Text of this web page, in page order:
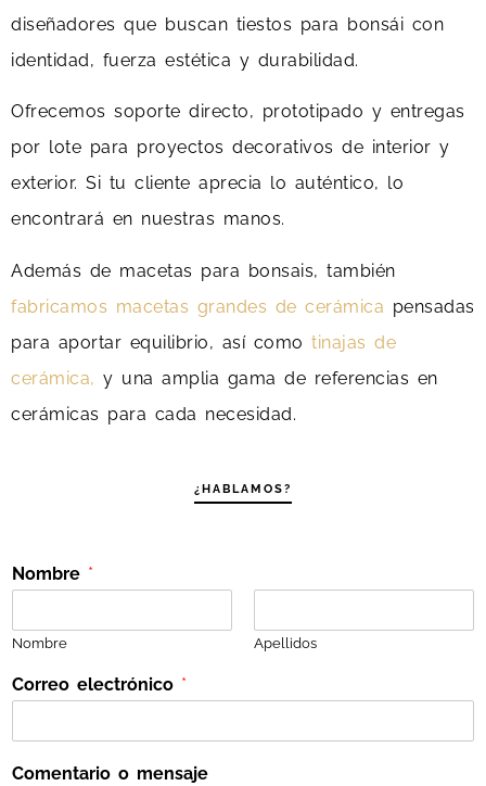
diseñadores que buscan tiestos para bonsái con
identidad, fuerza estética y durabilidad.
Ofrecemos soporte directo, prototipado y entregas
por lote para proyectos decorativos de interior y
exterior. Si tu cliente aprecia lo auténtico, lo
encontrará en nuestras manos.
Además de macetas para bonsais, también
fabricamos macetas grandes de cerámica pensadas
para aportar equilibrio, así como tinajas de
cerámica, y una amplia gama de referencias en
cerámicas para cada necesidad.
¿HABLAMOS?
Nombre *
Nombre Apellidos
o
d
*
Correo electrónico *
Comentario o mensaje